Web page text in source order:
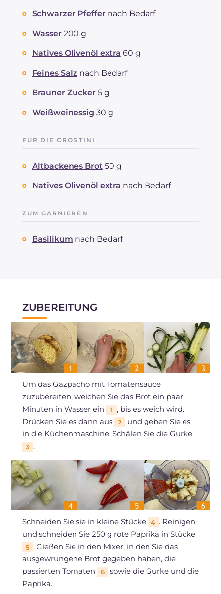
Schwarzer Pfeffer nach Bedarf
Wasser 200 g
Natives Olivenöl extra 60 g
Feines Salz nach Bedarf
Brauner Zucker 5 g
Weißweinessig 30 g
FÜR DIE CROSTINI
Altbackenes Brot 50 g
Natives Olivenöl extra nach Bedarf
ZUM GARNIEREN
Basilikum nach Bedarf
ZUBEREITUNG
Um das Gazpacho mit Tomatensauce
zuzubereiten, weichen Sie das Brot ein paar
Minuten in Wasser ein
1
, bis es weich wird.
Drücken Sie es dann aus
2
und geben Sie es
in die Küchenmaschine. Schälen Sie die Gurke
3 .
Schneiden Sie sie in kleine Stücke 4 . Reinigen
und schneiden Sie 250 g rote Paprika in Stücke
5 . Gießen Sie in den Mixer, in den Sie das
ausgewrungene Brot gegeben haben, die
passierten Tomaten
6
sowie die Gurke und die
Paprika.